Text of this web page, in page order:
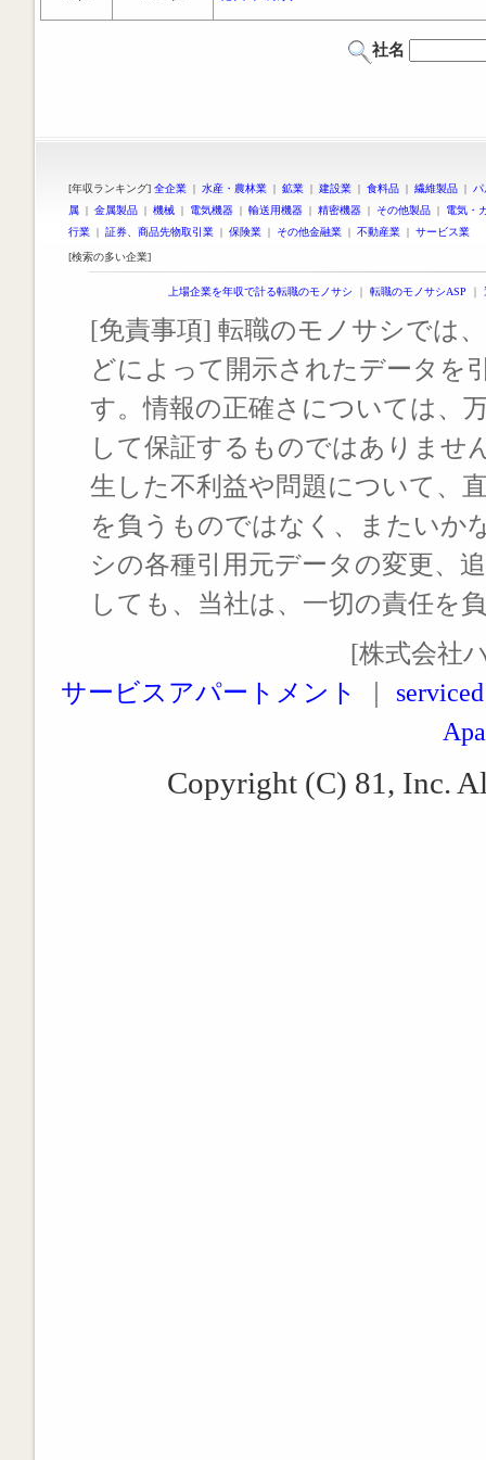
社名
[年収ランキング] 全企業 | 水産・農林業 | 鉱業 | 建設業 | 食料品 | 繊維製品 |
属 | 金属製品 | 機械 | 電気機器 | 輸送用機器 | 精密機器 | その他製品 | 電気・
行業 | 証券、商品先物取引業 | 保険業 | その他金融業 | 不動産業 | サービス業
[検索の多い企業]
上場企業を年収で計る転職のモノサシ ｜ 転職のモノサシASP ｜
[免責事項] 転職のモノサシでは
どによって開示されたデータを
す。情報の正確さについては、
して保証するものではありませ
生した不利益や問題について、
を負うものではなく、またいか
シの各種引用元データの変更、
しても、当社は、一切の責任を
[株式会社
サービスアパートメント
Copyright (C) 81, Inc.